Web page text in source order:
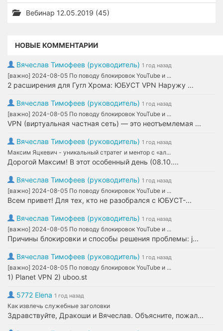
Вебинар 12.05.2019 (45)
НОВЫЕ КОММЕНТАРИИ
Вячеслав Тимофеев (руководитель) 1 год назад
[важно] 2024-08-05 По поводу блокировок YouTube и ...
2 расширения для Гугл Хрома: ЮБУСТ VPN Наружу ...
Вячеслав Тимофеев (руководитель) 1 год назад
[важно] 2024-08-05 По поводу блокировок YouTube и ...
VPN (виртуальная частная сеть) — это неотъемлемая ...
Вячеслав Тимофеев (руководитель) 1 год назад
Максим Яцкевич - уникальный стратег и ментор с «ал...
Дорогой Максим! В этот особенный день (08.10....
Вячеслав Тимофеев (руководитель) 1 год назад
[важно] 2024-08-05 По поводу блокировок YouTube и ...
Всем привет! Для тех, кто не разобрался с ЮБУСТ-...
Вячеслав Тимофеев (руководитель) 1 год назад
[важно] 2024-08-05 По поводу блокировок YouTube и ...
Причины блокировки и способы решения проблемы: j...
Вячеслав Тимофеев (руководитель) 1 год назад
[важно] 2024-08-05 По поводу блокировок YouTube и ...
1) Planet VPN 2) uboo.st
5772 Elena 1 год назад
Как извлечь служебные заголовки
Здравствуйте, Дракоши и Вячеслав. Объясните, пожал...